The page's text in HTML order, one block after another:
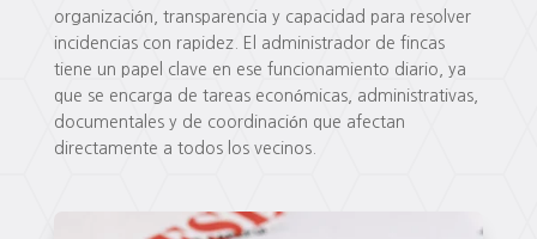
organización, transparencia y capacidad para resolver
incidencias con rapidez. El administrador de fincas
tiene un papel clave en ese funcionamiento diario, ya
que se encarga de tareas económicas, administrativas,
documentales y de coordinación que afectan
directamente a todos los vecinos.